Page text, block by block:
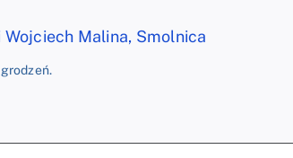
Wojciech Malina, Smolnica